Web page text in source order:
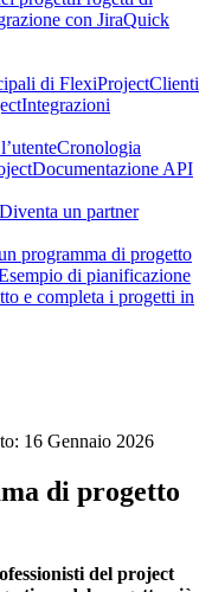
con JiraQuick
di FlexiProjectClienti
Integrazioni
Cronologia
Documentazione API
Diventa un partner
programma di progetto
di pianificazione
e completa i progetti in
16 Gennaio 2026
di progetto
del project